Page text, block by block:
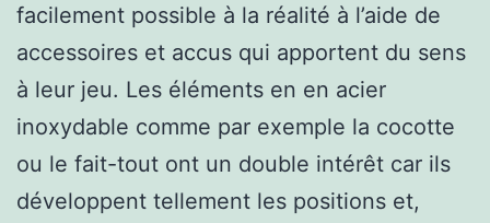
facilement possible à la réalité à l’aide de
accessoires et accus qui apportent du sens
à leur jeu. Les éléments en en acier
inoxydable comme par exemple la cocotte
ou le fait-tout ont un double intérêt car ils
développent tellement les positions et,